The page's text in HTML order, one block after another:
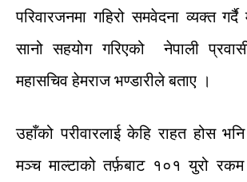
परिवारजनमा गहिरोसमवेदना व्यक्त गर्दै
सानो सहयोग गरिएको नेपाली
महासचिव हेमराज भण्डारीले बताए ।
उहाँको परीवारलाई केहि राहत होस भनि
मञ्च माल्टाको तर्फ़बाट १०१ युरो रकम